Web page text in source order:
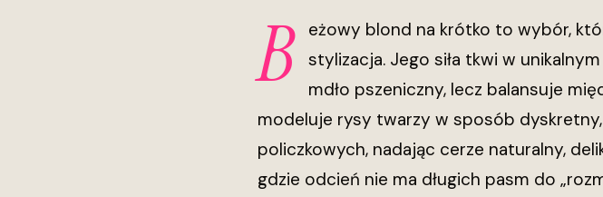
B
eżowy blond na krótko to wybór,
stylizacja. Jego siła tkwi w
mdło pszeniczny, lecz balansuje
modeluje rysy twarzy w sposób
policzkowych, nadając cerze naturalny,
gdzie odcień nie ma długich pasm do